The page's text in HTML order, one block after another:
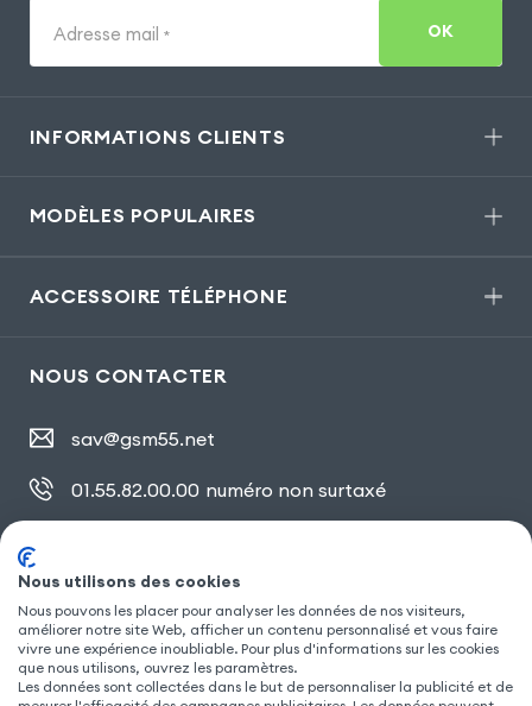
Adresse mail * OK
INFORMATIONS CLIENTS
MODÈLES POPULAIRES
ACCESSOIRE TÉLÉPHONE
NOUS CONTACTER
sav@gsm55.net
01.55.82.00.00 numéro non surtaxé
SUIVEZ NOUS
Nous utilisons des cookies
Nous pouvons les placer pour analyser les données de nos visiteurs,
améliorer notre site Web, afficher un contenu personnalisé et vous faire
vivre une expérience inoubliable. Pour plus d'informations sur les cookies
que nous utilisons, ouvrez les paramètres.
Les données sont collectées dans le but de personnaliser la publicité et de